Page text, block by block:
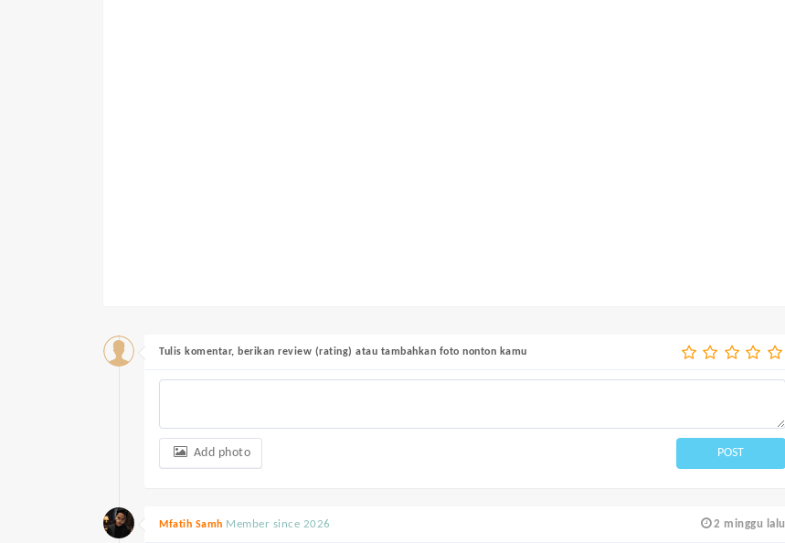
Tulis komentar, berikan review (rating) atau tambahkan foto nonton kamu
Add photo POST
2 minggu lalu
Mfatih Samh Member since 2026